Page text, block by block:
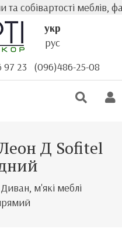
меблів,
укр
рус
97 23 (096)486-25-08
Д Sofitel
Диван, м'які меблі